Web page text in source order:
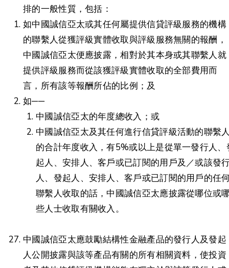
排的一般性質，包括：
如中國誠信亞太或其任何屬提供信貸評級服務的機構
的聯繫人從獲評級實體收取與評級服務無關的報酬，
中國誠信亞太便應披露，相對於其本身或其聯繫人就
提供評級服務而從該獲評級實體收取的全部費用而
言，所有該等報酬所佔的比例；及
如──
中國誠信亞太的年度總收入；或
中國誠信亞太及其任何進行信貸評級活動的聯繫
的合計年度收入，有5%或以上是從單一發行人、
起人、安排人、客戶或已訂閱的用戶及／或該發
人、發起人、安排人、客戶或已訂閱的用戶的任
聯繫人收取的話，中國誠信亞太應披露從哪位或
些人士收取有關收入。
中國誠信亞太應鼓勵結構性金融產品的發行人及發起
人公開披露與該等產品有關的所有相關資料，使投資